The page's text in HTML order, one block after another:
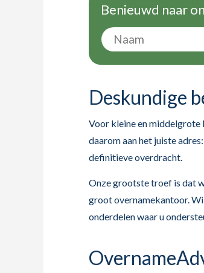
Benieuwd naar
Deskundige
Voor kleine en middelgrote
daarom aan het juiste
definitieve overdracht.
Onze grootste troef is dat
groot overnamekantoor.
onderdelen waar u